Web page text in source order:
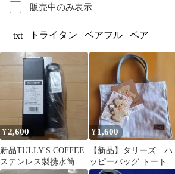
販売中のみ表示
txt トライタン ベアフル ベア
¥2,600
新品TULLY'S COFFEE
ステンレス製携水筒
¥ 1,600
【新品】タリーズ ハ
ッピーバッグ トートバ